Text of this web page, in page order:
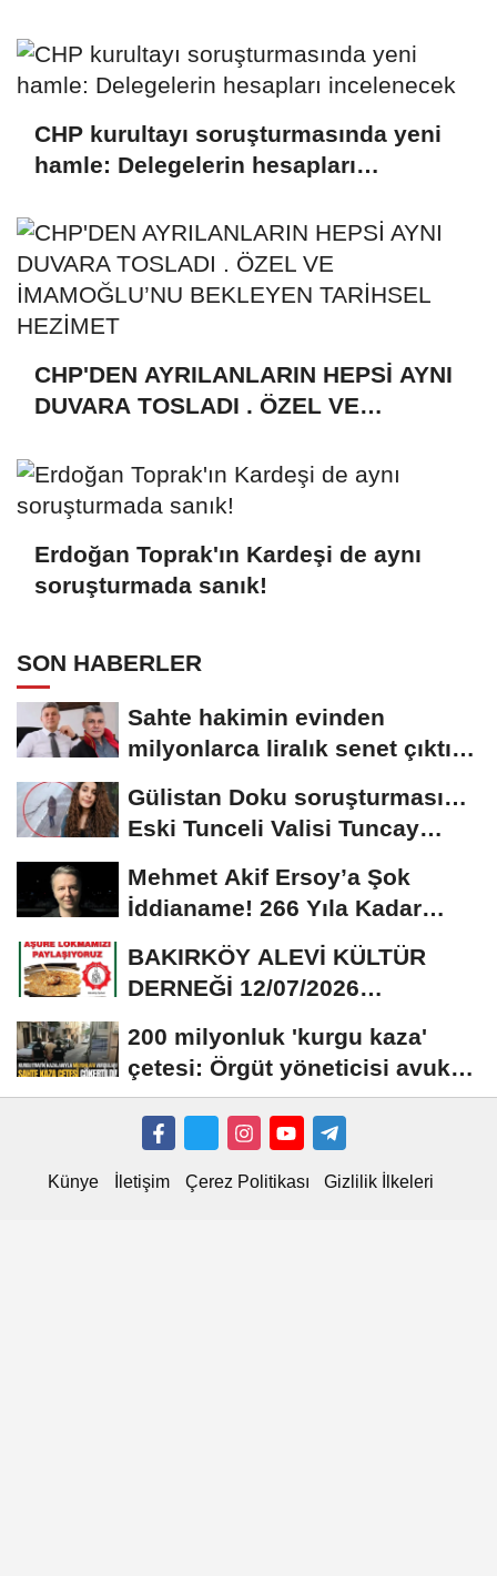
İŞLETMESİNİ İSTİYOR"
CHP kurultayı soruşturmasında yeni
hamle: Delegelerin hesapları
CHP'DEN AYRILANLARIN HEPSİ AYNI
DUVARA TOSLADI . ÖZEL VE
HEZİMET
Erdoğan Toprak'ın Kardeşi de aynı
soruşturmada sanık!
SON HABERLER
Sahte hakimin evinden
milyonlarca liralık senet çıktı:
Gülistan Doku soruşturması…
Eski Tunceli Valisi Tuncay
Mehmet Akif Ersoy’a Şok
İddianame! 266 Yıla Kadar
Hapis Talebi
BAKIRKÖY ALEVİ KÜLTÜR
DERNEĞİ 12/07/2026
DAVETİNE...
200 milyonluk 'kurgu kaza'
çetesi: Örgüt yöneticisi avukat
çıktı
Künye İletişim Çerez Politikası Gizlilik İlkeleri